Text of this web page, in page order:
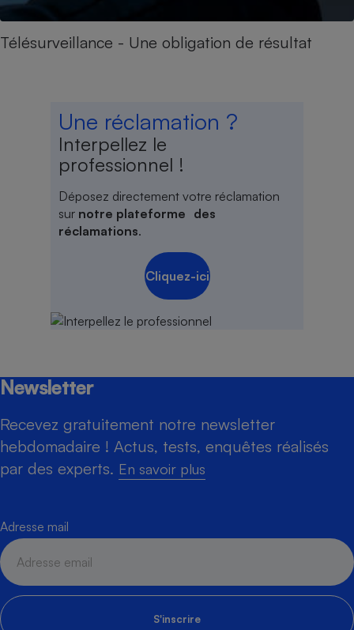
Télésurveillance - Une obligation de résultat
Une réclamation ?
Interpellez le
professionnel !
Déposez directement votre réclamation
sur notre plateforme des
réclamations.
Cliquez-ici
Newsletter
Recevez gratuitement notre newsletter
hebdomadaire ! Actus, tests, enquêtes réalisés
par des experts. En savoir plus
Adresse mail
S'inscrire